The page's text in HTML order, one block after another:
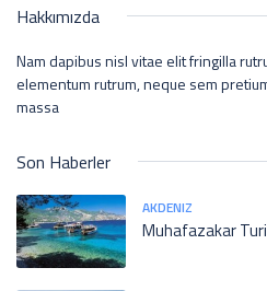
Hakkımızda
Nam dapibus nisl vitae elit fringilla
elementum rutrum, neque sem
massa
Son Haberler
AKDENIZ
Muhafazakar